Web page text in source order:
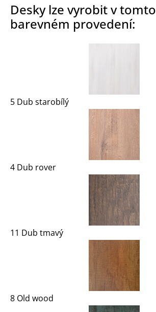
Desky lze vyrobit v tomto
barevném provedení:
5 Dub starobílý
4 Dub rover
11 Dub tmavý
8 Old wood